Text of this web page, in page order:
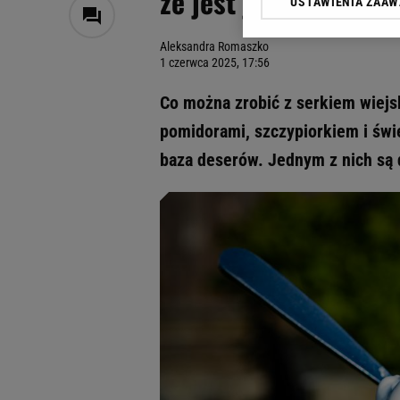
Aleksandra Romaszko
1 czerwca 2025, 17:56
Co można zrobić z serkiem
pomidorami, szczypiorkiem i
baza deserów. Jednym z nich
Klikając „Akceptuję”
dotyczące plików
odnośnik „Ustawienia
My, nasi Zaufani
Użycie dokładnych
Przechowywanie